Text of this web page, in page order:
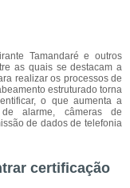
Tamandaré e outros
as quais se destacam a
realizar os processos de
estruturado torna
o que aumenta a
alarme, câmeras de
de dados de telefonia
certificação